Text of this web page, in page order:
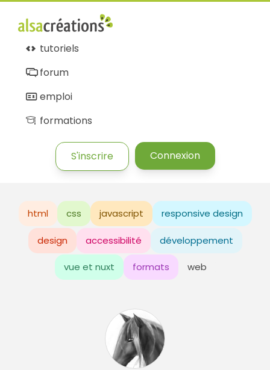
tutoriels
forum
emploi
formations
S'inscrire Connexion
html css javascript responsive design
design accessibilité développement
vue et nuxt formats web